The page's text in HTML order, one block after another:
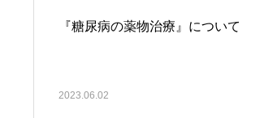
『糖尿病の薬物治療』について
2023.06.02